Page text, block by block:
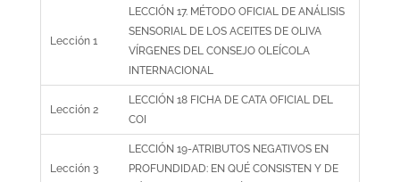
Lección 1
LECCIÓN 17. MÉTODO OFICIAL DE ANÁLISIS
SENSORIAL DE LOS ACEITES DE OLIVA
VÍRGENES DEL CONSEJO OLEÍCOLA
INTERNACIONAL
Lección 2
LECCIÓN 18 FICHA DE CATA OFICIAL DEL
COI
Lección 3
LECCIÓN 19-ATRIBUTOS NEGATIVOS EN
PROFUNDIDAD: EN QUÉ CONSISTEN Y DE